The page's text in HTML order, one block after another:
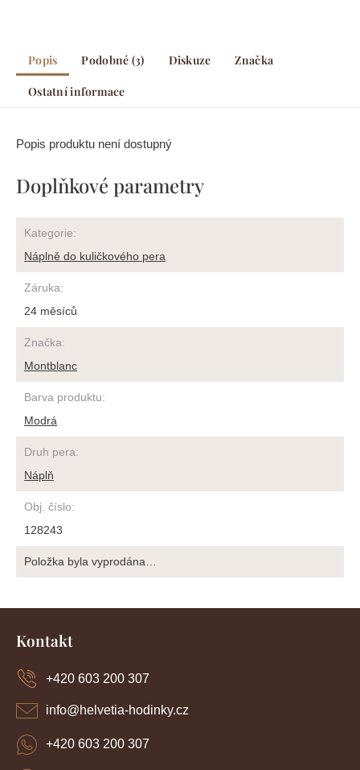
Popis Podobné (3) Diskuze Značka
Ostatní informace
Popis produktu není dostupný
Doplňkové parametry
Kategorie:
Náplně do kuličkového pera
Záruka:
24 měsíců
Značka:
Montblanc
Barva produktu:
Modrá
Druh pera:
Náplň
Obj. číslo:
128243
Položka byla vyprodána…
Kontakt
info@helvetia-hodinky.cz
+420 603 200 307
+420 603 200 307